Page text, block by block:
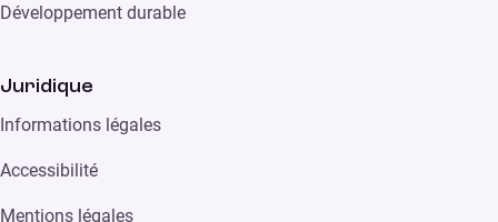
Développement durable
Juridique
Informations légales
Accessibilité
Mentions légales